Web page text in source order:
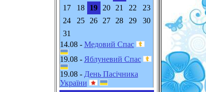
17
18 19 20 21 22
23
24
25 26 27 28 29
30
31
14.08 - Медовий Спас
19.08 - Яблуневий Спас
19.08 - День Пасічника
України